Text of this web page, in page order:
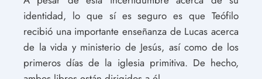
identidad, lo que sí es seguro es que Teófilo
recibió una importante enseñanza de Lucas acerca
de la vida y ministerio de Jesús, así como de los
primeros días de la iglesia primitiva. De hecho,